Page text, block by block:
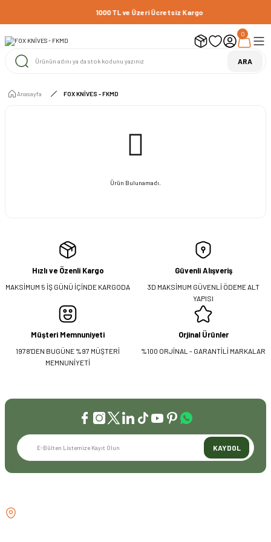
1000 TL ve Üzeri Ücretsiz Kargo
ARA
0
Anasayfa FOX KNİVES - FKMD
Ürün Bulunamadı.
Hızlı ve Özenli Kargo
MAKSİMUM 5 İŞ GÜNÜ İÇİNDE KARGODA
Güvenli Alışveriş
3D MAKSİMUM GÜVENLİ ÖDEME ALT
YAPISI
Müşteri Memnuniyeti
1978'DEN BUGÜNE %97 MÜŞTERİ
MEMNUNİYETİ
Orjinal Ürünler
%100 ORJİNAL - GARANTİLİ MARKALAR
KAYDOL